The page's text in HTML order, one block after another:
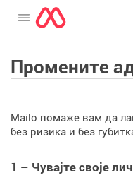
Отворите мени
Промените
Mailo помаже вам да
без ризика и без
1 – Чувајте своје